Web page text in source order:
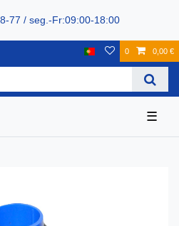
77 / seg.-Fr:09:00-18:00
0 0,00 €
☰